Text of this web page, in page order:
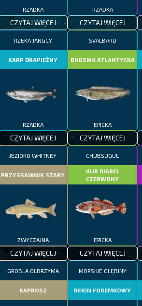
RZADKA
CZYTAJ WIĘCEJ
RZADKA
CZYTAJ WIĘCEJ
RZEKA JANGCY
KARP DRAPIEŻNY
RZADKA
CZYTAJ WIĘCEJ
SVALBARD
BROSMA ATLANTYCKA
EPICKA
CZYTAJ WIĘCEJ
JEZIORO WHITNEY
PRZYSSAWNIK SZARY
ZWYCZAJNA
CZYTAJ WIĘCEJ
CHUBSUGUŁ
KUR DIABEŁ
CZERWONY
EPICKA
CZYTAJ WIĘCEJ
GROBLA OLBRZYMA
KAPROSZ
MORSKIE GŁĘBINY
REKIN FOREMKOWY